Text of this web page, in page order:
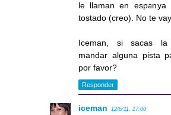
le llaman en
tostado (creo). No te
Iceman, si sacas
mandar alguna pista
por favor?
Responder
iceman 12/6/11, 17:00